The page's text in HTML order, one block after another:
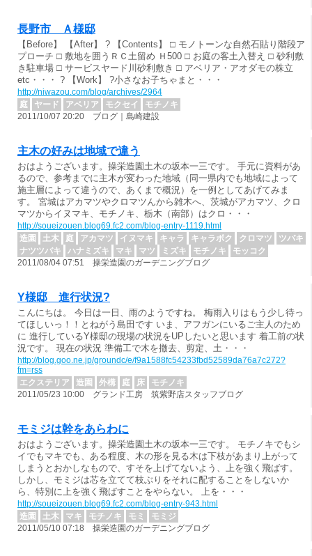
長野市 Ａ様邸
【Before】 【After】 ? 【Contents】 □ モノトーンな自然石貼り階段ア
プローチ □ 敷地を囲うＲＣ土留め Ｈ500 □ お庭の客土入替え □ 砂利敷
き駐車場 □ サービスヤード川砂利敷き □ アベリア・アオダモの株立
etc・・・ ? 【Work】 ?小さなお子ちゃまと・・・
http://niwazou.com/blog/archives/2964
庭
ヤード アベリア モクセイ
モチノキ
2011/10/07 20:20 ブログ｜島崎建設
主木の好みは地域で違う
おはようございます。操栄造園土木の坂本一三です。 手元に資料があ
るので、参考までに主木が変わった地域（同一県内でも地域によって
施主層によって違うので、あくまで概況）を一例としてあげてみま
す。 宮城はアカマツやクロマツんから雑木へ、茨城がアカマツ、クロ
マツからイヌマキ、モチノキ、栃木（南部）はクロ・・・
http://soueizouen.blog69.fc2.com/blog-entry-1119.html
造園
土木 庭 アカマツ イヌマキ キャラ キャラボク クロマツ
ツバキ
ナツツバキ
ハナミズキ マキ マツ ミズキ モチノキ
モッコク
2011/08/04 07:51 操栄造園のガーデニングブログ
Y様邸 進行状況?
こんにちは。 今日は一日、雨のようですね。 梅雨入りはもう少し待っ
てほしいっ！！とねがう島田です いま、アフガンにいるご主人のため
に 進行しているY様邸の現場の状況をUPしたいと思います 着工前の状
況です。 現在の状況 準備工で木を撤去、剪定、土・・・
http://blog.goo.ne.jp/groundc/e/f9a1588fc54233fbd52589da76a7c272?
fm=rss
エクステリア
造園 外構 庭 床
モチノキ
2011/05/23 10:00 グランド工房 筑紫野店スタッフブログ
モミジは幹をあらわに
おはようございます。操栄造園土木の坂本一三です。 モチノキでもシ
イでもマキでも、ある程度、木の形を見る木は下枝があまり上がって
しまうとおかしなもので、すそを上げてないよう、上を強く飛ばす。
しかし、モミジは芯を立てて枝ぶりをそれに配することをしないか
ら、特別に上を強く飛ばすことをやらない。 上を・・・
http://soueizouen.blog69.fc2.com/blog-entry-943.html
造園
土木 マキ モチノキ モミ
モミジ
2011/05/10 07:18 操栄造園のガーデニングブログ